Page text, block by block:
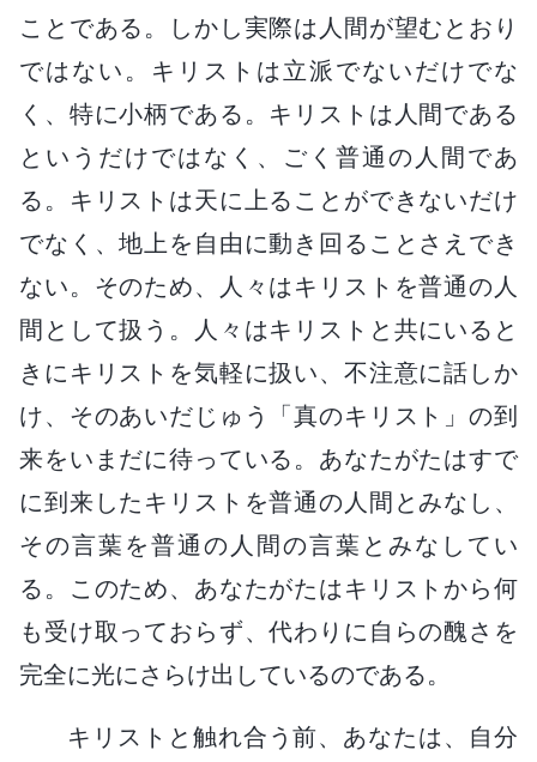
ことである。しかし実際は人間が望むとおり
ではない。キリストは立派でないだけでな
く、特に小柄である。キリストは人間である
というだけではなく、ごく普通の人間であ
る。キリストは天に上ることができないだけ
でなく、地上を自由に動き回ることさえでき
ない。そのため、人々はキリストを普通の人
間として扱う。人々はキリストと共にいると
きにキリストを気軽に扱い、不注意に話しか
け、そのあいだじゅう「真のキリスト」の到
来をいまだに待っている。あなたがたはすで
に到来したキリストを普通の人間とみなし、
その言葉を普通の人間の言葉とみなしてい
る。このため、あなたがたはキリストから何
も受け取っておらず、代わりに自らの醜さを
完全に光にさらけ出しているのである。
キリストと触れ合う前、あなたは、自分